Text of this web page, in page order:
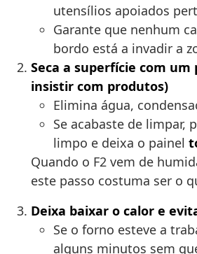
utensílios apoiados
Garante que nenhum
bordo está a invadir a
Seca a superfície com um
insistir com produtos)
Elimina água,
Se acabaste de limpar,
limpo e deixa o painel
Quando o F2 vem de
este passo costuma ser o
Deixa baixar o calor e
Se o forno esteve a
alguns minutos sem